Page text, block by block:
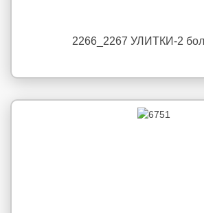
2266_2267 УЛИТКИ-2